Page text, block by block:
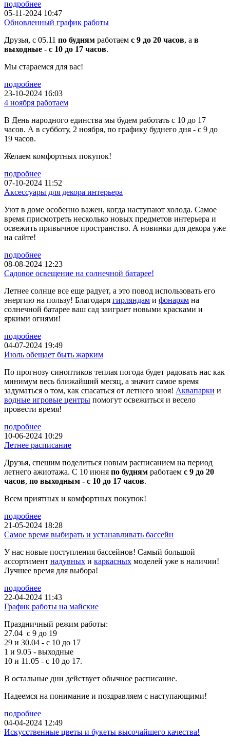
подробнее
05-11-2024 10:47
Обновленный график работы
Друзья, с 05.11 по будням работаем с 9 до 20 часов, а в
выходные - с 10 до 17 часов.
Мы стараемся для вас!
подробнее
23-10-2024 16:03
4 ноября работаем
В День народного единства мы будем работать с 10 до 17
часов. А в субботу, 2 ноября, по графику буднего дня - с 9 до
19 часов.
Желаем комфортных покупок!
подробнее
07-10-2024 11:52
Аксессуары для декора интерьера
Уют в доме особенно важен, когда наступают холода. Самое
время присмотреть несколько новых предметов интерьера и
освежить привычное пространство. А новинки для декора уже
на сайте!
подробнее
08-08-2024 12:23
Садовое освещение на солнечной батарее!
Летнее солнце все еще радует, а это повод использовать его
энергию на пользу! Благодаря гирляндам и фонарям на
солнечной батарее ваш сад заиграет новыми красками и
яркими огнями!
подробнее
04-07-2024 19:49
Июль обещает быть жарким
По прогнозу синоптиков теплая погода будет радовать нас как
минимум весь ближайший месяц, а значит самое время
задуматься о том, как спасаться от летнего зноя! Аквапарки и
водные игровые центры помогут освежиться и весело
провести время!
подробнее
10-06-2024 10:29
Летнее расписание
Друзья, спешим поделиться новым расписанием на период
летнего ажиотажа. С 10 июня по будням работаем с 9 до 20
часов, по выходным - с 10 до 17 часов.
Всем приятных и комфортных покупок!
подробнее
21-05-2024 18:28
Самое время выбирать и устанавливать бассейн
У нас новые поступления бассейнов! Самый большой
ассортимент надувных и каркасных моделей уже в наличии!
Лучшее время для выбора!
подробнее
22-04-2024 11:43
График работы на майские
Праздничный режим работы:
27.04 с 9 до 19
29 и 30.04 - с 10 до 17
1 и 9.05 - выходные
10 и 11.05 - с 10 до 17.
В остальные дни действует обычное расписание.
Надеемся на понимание и поздравляем с наступающими!
подробнее
04-04-2024 12:49
Искусственные цветы и букеты высочайшего качества!